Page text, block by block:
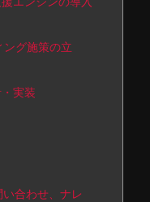
ング施策の立
実装
い合わせ、ナレ